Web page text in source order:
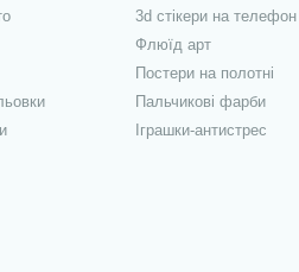
3d стікери на телефон
Флюїд арт
Постери на полотні
Пальчикові фарби
Іграшки-антистрес